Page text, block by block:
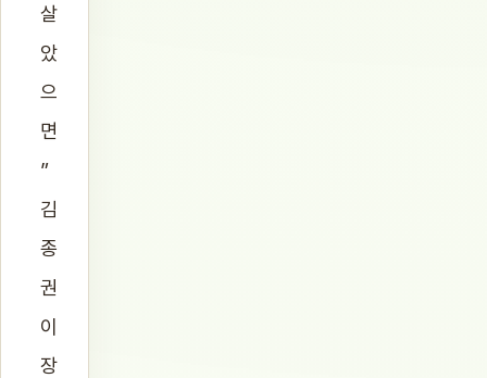
살
았
으
면
”
김
종
권
이
장